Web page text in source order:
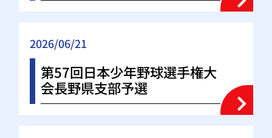
2026/06/21
第57回日本少年野球選手権大
会長野県支部予選